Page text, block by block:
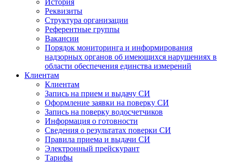
Реквизиты
Структура организации
Референтные группы
Вакансии
Порядок мониторинга и информирования
надзорных органов об имеющихся нарушениях в
области обеспечения единства измерений
Клиентам
Клиентам
Запись на прием и выдачу СИ
Оформление заявки на поверку СИ
Запись на поверку водосчетчиков
Информация о готовности
Сведения о результатах поверки СИ
Правила приема и выдачи СИ
Электронный прейскурант
Тарифы